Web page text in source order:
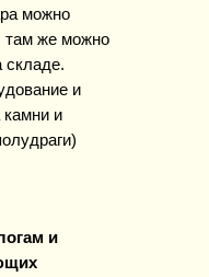
можно
там же можно
складе.
и
и
и